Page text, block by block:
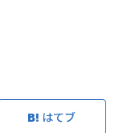
はてブ